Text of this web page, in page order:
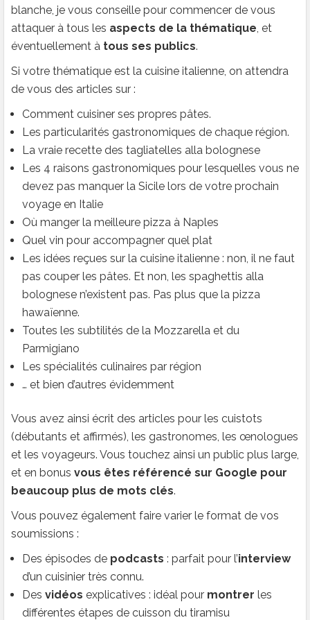
blanche, je vous conseille pour commencer de vous
attaquer à tous les aspects de la thématique, et
éventuellement à tous ses publics.
Si votre thématique est la cuisine italienne, on attendra
de vous des articles sur :
Comment cuisiner ses propres pâtes.
Les particularités gastronomiques de chaque région.
La vraie recette des tagliatelles alla bolognese
Les 4 raisons gastronomiques pour lesquelles vous ne
devez pas manquer la Sicile lors de votre prochain
voyage en Italie
Où manger la meilleure pizza à Naples
Quel vin pour accompagner quel plat
Les idées reçues sur la cuisine italienne : non, il ne faut
pas couper les pâtes. Et non, les spaghettis alla
bolognese n’existent pas. Pas plus que la pizza
hawaïenne.
Toutes les subtilités de la Mozzarella et du
Parmigiano
Les spécialités culinaires par région
… et bien d’autres évidemment
Vous avez ainsi écrit des articles pour les cuistots
(débutants et affirmés), les gastronomes, les œnologues
et les voyageurs. Vous touchez ainsi un public plus large,
et en bonus vous êtes référencé sur Google pour
beaucoup plus de mots clés.
Vous pouvez également faire varier le format de vos
soumissions :
Des épisodes de podcasts : parfait pour l’interview
d’un cuisinier très connu.
Des vidéos explicatives : idéal pour montrer les
différentes étapes de cuisson du tiramisu